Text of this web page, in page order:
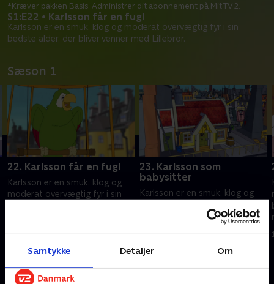
Samtykke Detaljer Om
S1:E22 • Karlsson får en fugl
Karlsson er en smuk, klog og moderat overvægtig fyr i sin
bedste alder, der bliver venner med Lillebror.
*Kræver pakken Basis. Administrer dit abonnement på Mit TV 2.
Sæson 1
22. Karlsson får en fugl
Karlsson er en smuk, klog og
moderat overvægtig fyr i sin
1. maj 2023 • 24 min
23. Karlsson som
babysitter
Karlsson er en smuk, klog og
bedste alder, der bliver venner
Andre så også